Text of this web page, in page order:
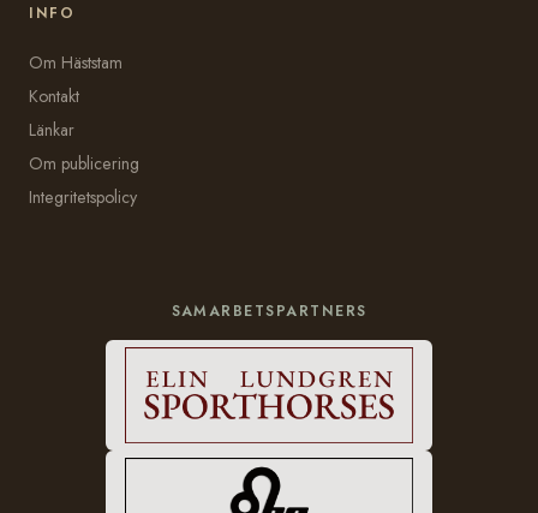
INFO
Om Häststam
Kontakt
Länkar
Om publicering
Integritetspolicy
SAMARBETSPARTNERS